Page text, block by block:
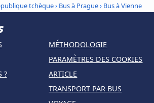
tchèque› Bus à Prague› Bus à Vienne
?
MÉTHODOLOGIE
PARAMÈTRES DES COOKIES
ARTICLE
TRANSPORT PAR BUS